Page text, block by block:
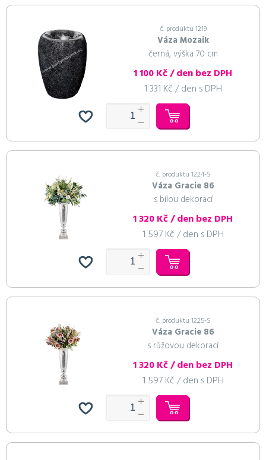
č. produktu 1219
Váza Mozaik
černá, výška 70 cm
1 100 Kč / den bez DPH
1 331 Kč / den s DPH
č. produktu 1224-S
Váza Gracie 86
s bílou dekorací
1 320 Kč / den bez DPH
1 597 Kč / den s DPH
č. produktu 1225-S
Váza Gracie 86
s růžovou dekorací
1 320 Kč / den bez DPH
1 597 Kč / den s DPH